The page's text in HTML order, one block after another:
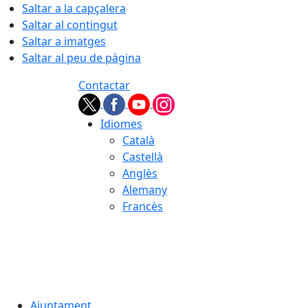
Saltar a la capçalera
Saltar al contingut
Saltar a imatges
Saltar al peu de pàgina
Contactar
Idiomes
Català
Castellà
Anglès
Alemany
Francès